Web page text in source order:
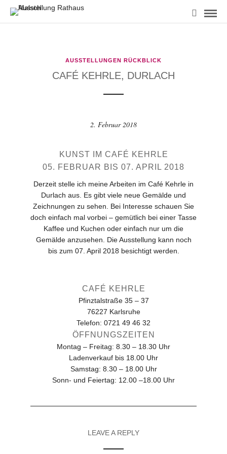
AUSSTELLUNGEN RÜCKBLICK
CAFÉ KEHRLE, DURLACH
2. Februar 2018
KUNST IM CAFÉ KEHRLE
05. FEBRUAR BIS 07. APRIL 2018
Derzeit stelle ich meine Arbeiten im Café Kehrle in
Durlach aus. Es gibt viele neue Gemälde und
Zeichnungen zu sehen. Bei Interesse schauen Sie
doch einfach mal vorbei – gemütlich bei einer Tasse
Kaffee und Kuchen oder einfach nur um die
Gemälde anzusehen. Die Ausstellung kann noch
bis zum 07. April 2018 besichtigt werden.
CAFÉ KEHRLE
Pfinztalstraße 35 – 37
76227 Karlsruhe
Telefon: 0721 49 46 32
ÖFFNUNGSZEITEN
Montag – Freitag: 8.30 – 18.30 Uhr
Ladenverkauf bis 18.00 Uhr
Samstag: 8.30 – 18.00 Uhr
Sonn- und Feiertag: 12.00 –18.00 Uhr
LEAVE A REPLY